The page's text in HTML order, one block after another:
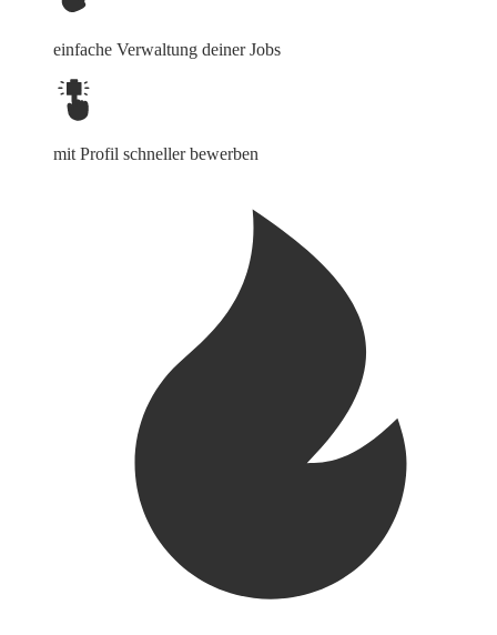
einfache Verwaltung deiner Jobs
mit Profil schneller bewerben